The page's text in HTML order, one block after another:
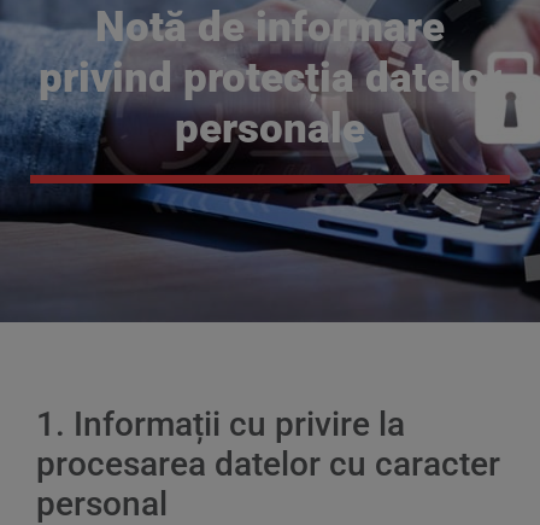
Notă de informare
privind protecția datelor
personale
1. Informații cu privire la
procesarea datelor cu caracter
personal